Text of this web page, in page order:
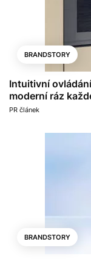
BRANDSTORY
Intuitivní
moderní ráz
PR článek
BRANDSTORY